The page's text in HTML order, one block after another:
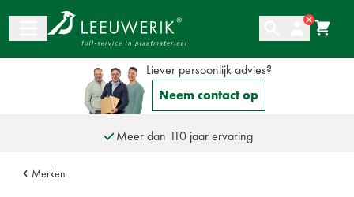
Ga naar de inhoud
Liever persoonlijk advies?
Neem contact op
Grootste assortiment plaatmateriaal van Nederland
Meer dan 110 jaar ervaring
Altijd een persoonlijke adviespartner
Merken